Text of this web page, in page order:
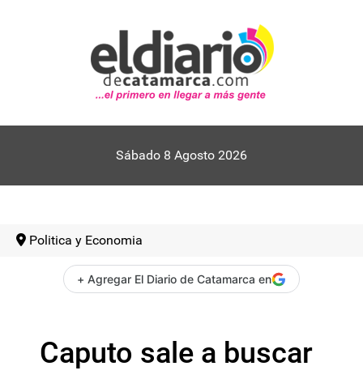
Sábado 8 Agosto 2026
Politica y Economia
+ Agregar El Diario de Catamarca en
Caputo sale a buscar